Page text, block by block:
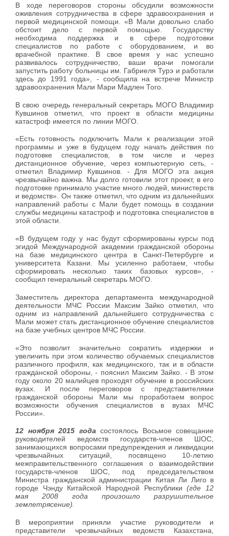
В ходе переговоров стороны обсудили возможности
оживления сотрудничества в сфере здравоохранения и
первой медицинской помощи. «В Мали довольно слабо
обстоит дело с первой помощью. Государству
необходима поддержка и в сфере подготовки
специалистов по работе с оборудованием, и во
врачебной практике. В свое время у нас успешно
развивалось сотрудничество, ваши врачи помогали
запустить работу больницы им. Габриеля Турэ и работали
здесь до 1991 года», - сообщила на встрече Министр
здравоохранения Мали Мари Мадлен Того.
В свою очередь генеральный секретарь МОГО Владимир
Кувшинов отметил, что проект в области медицины
катастроф имеется по линии МОГО.
«Есть готовность подключить Мали к реализации этой
программы и уже в будущем году начать действия по
подготовке специалистов, в том числе и через
дистанционное обучение, через компьютерную сеть, -
отметил Владимир Кувшинов. - Для МОГО эта акция
чрезвычайно важна. Мы долго готовили этот проект, в его
подготовке принимало участие много людей, министерств
и ведомств». Он также отметил, что одним из дальнейших
направлений работы с Мали будет помощь в создании
службы медицины катастроф и подготовка специалистов в
этой области.
«В будущем году у нас будут сформированы курсы под
эгидой Международной академии гражданской обороны
на базе медицинского центра в Санкт-Петербурге и
университета Казани. Мы усиленно работаем, чтобы
сформировать несколько таких базовых курсов», -
сообщил генеральный секретарь МОГО.
Заместитель директора департамента международной
деятельности МЧС России Максим Зайко отметил, что
одним из направлений дальнейшего сотрудничества с
Мали может стать дистанционное обучение специалистов
на базе учебных центров МЧС России.
«Это позволит значительно сократить издержки и
увеличить при этом количество обучаемых специалистов
различного профиля, как медицинского, так и в области
гражданской обороны, - пояснил Максим Зайко. - В этом
году около 20 малийцев проходят обучение в российских
вузах. И после переговоров с представителями
гражданской обороны Мали мы проработаем вопрос
возможности обучения специалистов в вузах МЧС
России».
12 ноября 2015 года состоялось Восьмое совещание
руководителей ведомств государств-членов ШОС,
занимающихся вопросами предупреждения и ликвидации
чрезвычайных ситуаций, посвящено 10-летию
межправительственного соглашения о взаимодействии
государств-членов ШОС, под председательством
Министра гражданской администрации Китая Ли Лиго в
городе Чэнду Китайской Народной Республики(где 12
мая 2008 года произошло разрушительное
землетрясение).
В мероприятии приняли участие руководители и
представители чрезвычайных ведомств Казахстана,